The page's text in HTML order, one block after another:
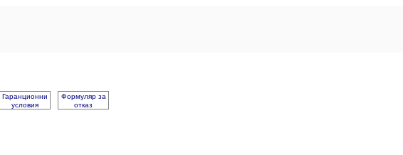
Гаранционни
условия
Формуляр за
отказ